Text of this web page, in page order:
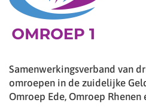
Samenwerkingsverband van
omroepen in de zuidelijke
Omroep Ede, Omroep Rhenen